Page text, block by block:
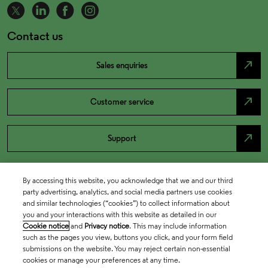
Contact us
Sales enquiries north_east
Customer service north_east
Support north_east
By accessing this website, you acknowledge that we and our third
party advertising, analytics, and social media partners use cookies
and similar technologies (“cookies”) to collect information about
you and your interactions with this website as detailed in our
Cookie notice and Privacy notice. This may include information
such as the pages you view, buttons you click, and your form field
submissions on the website. You may reject certain non-essential
cookies or manage your preferences at any time.